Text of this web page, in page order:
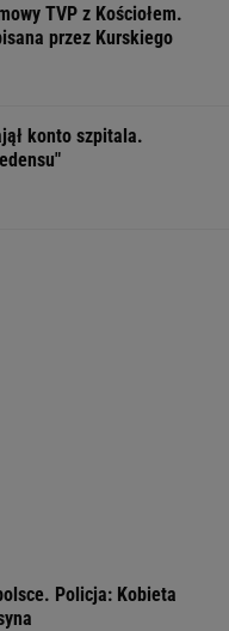
TVP z Kościołem.
przez Kurskiego
konto szpitala.
Policja: Kobieta